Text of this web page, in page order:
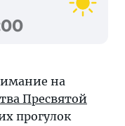
на
Пресвятой
прогулок